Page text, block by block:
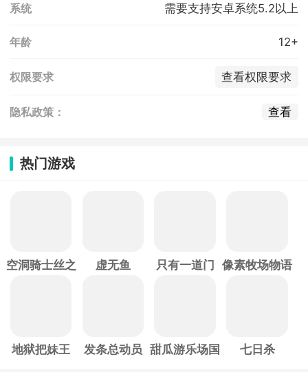
系统 需要支持安卓系统5.2以上
年龄 12+
权限要求 查看权限要求
隐私政策： 查看
热门游戏
空洞骑士丝之
虚无鱼 只有一道门 像素牧场物语
地狱把妹王 发条总动员
甜瓜游乐场国
七日杀